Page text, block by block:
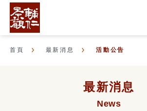
首頁 最新消息 活動公告
最新消息
News